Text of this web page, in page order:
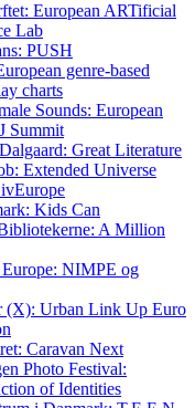
European ARTificial
Lab
PUSH
genre-based
charts
Sounds: European
Summit
Great Literature
Extended Universe
Kids Can
A Million
NIMPE og
(X): Urban Link Up Euro
Caravan Next
Photo Festival:
of Identities